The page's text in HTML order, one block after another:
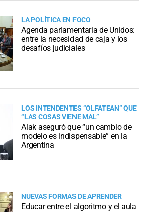
LA POLÍTICA EN FOCO
Agenda parlamentaria de Unidos:
entre la necesidad de caja y los
desafíos judiciales
LOS INTENDENTES “OLFATEAN” QUE
“LAS COSAS VIENE MAL”
Alak aseguró que “un cambio de
modelo es indispensable” en la
Argentina
NUEVAS FORMAS DE APRENDER
Educar entre el algoritmo y el aula